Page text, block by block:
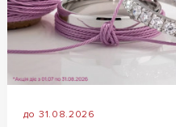
до 31.08.2026